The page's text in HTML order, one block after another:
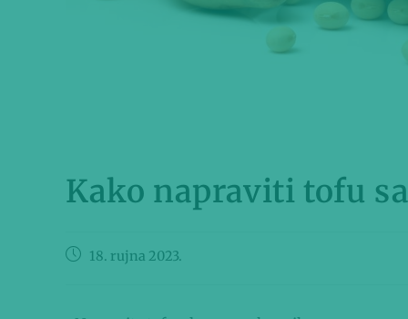
Kako napraviti tofu
18. rujna 2023.